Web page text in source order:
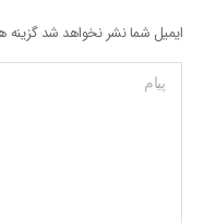
ایمیل شما نشر نخواهد شد
پیام